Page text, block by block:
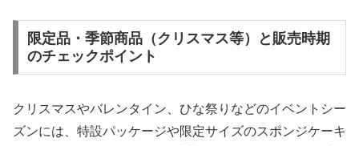
限定品・季節商品（クリスマス等）と販売時期
のチェックポイント
クリスマスやバレンタイン、ひな祭りなどのイベントシー
ズンには、特設パッケージや限定サイズのスポンジケーキ